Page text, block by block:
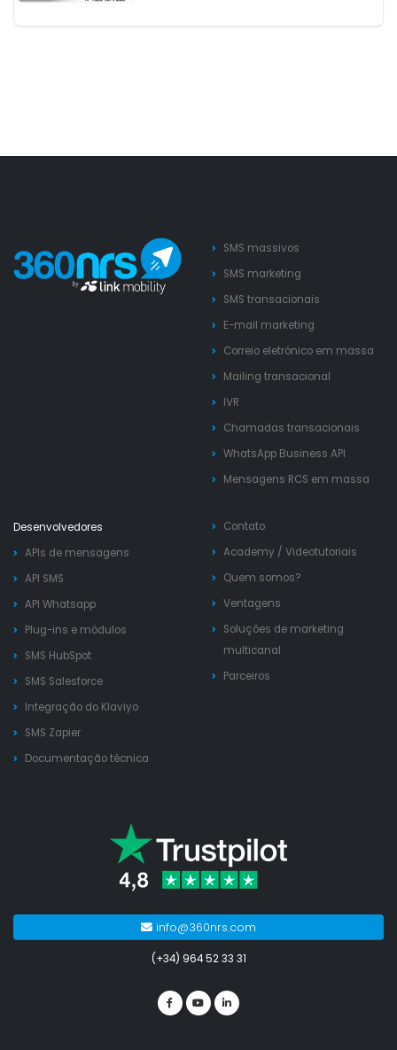
SMS massivos
SMS marketing
SMS transacionais
E-mail marketing
Correio eletrónico em massa
Mailing transacional
IVR
Chamadas transacionais
WhatsApp Business API
Mensagens RCS em massa
Desenvolvedores
APIs de mensagens
API SMS
API Whatsapp
Plug-ins e módulos
SMS HubSpot
SMS Salesforce
Integração do Klaviyo
SMS Zapier
Documentação técnica
Contato
Academy / Videotutoriais
Quem somos?
Ventagens
Soluções de marketing
multicanal
Parceiros
info@360nrs.com
(+34) 964 52 33 31